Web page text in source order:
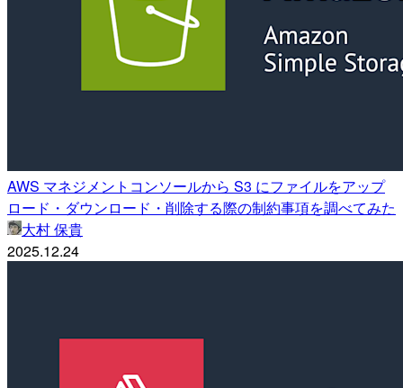
AWS マネジメントコンソールから S3 にファイルをアップ
ロード・ダウンロード・削除する際の制約事項を調べてみた
大村 保貴
2025.12.24